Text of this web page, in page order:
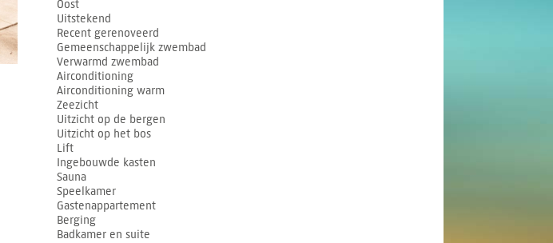
Oost
Uitstekend
Recent gerenoveerd
Gemeenschappelijk zwembad
Verwarmd zwembad
Airconditioning
Airconditioning warm
Zeezicht
Uitzicht op de bergen
Uitzicht op het bos
Lift
Ingebouwde kasten
Sauna
Speelkamer
Gastenappartement
Berging
Badkamer en suite